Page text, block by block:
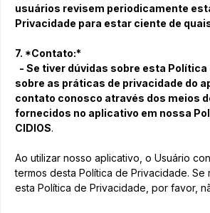
usuários revisem periodicamente
Privacidade para estar ciente de
7. *Contato:*
- Se tiver dúvidas sobre esta Política
sobre as práticas de privacidade do
contato conosco através dos meios
fornecidos no aplicativo em nossa
CIDIOS.
Ao utilizar nosso aplicativo, o Usuário
termos desta Política de Privacidade. Se
esta Política de Privacidade, por favor,